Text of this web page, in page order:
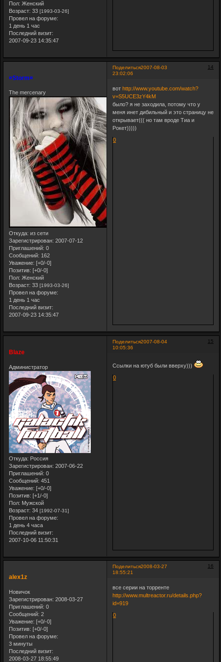
Пол: Женский
Возраст: 33 [1993-03-26]
Провел на форуме:
1 день 1 час
Последний визит:
2007-09-23 14:35:47
Поделиться 14
2007-08-03
23:02:06
¤Storm¤
The mercenary
Откуда: из сети
Зарегистрирован: 2007-07-12
Приглашений: 0
Сообщений: 162
Уважение: [+0/-0]
Позитив: [+0/-0]
Пол: Женский
Возраст: 33 [1993-03-26]
Провел на форуме:
1 день 1 час
Последний визит:
2007-09-23 14:35:47
вотhttp://www.youtube.com/watch?
v=S5UCE3zY4kM
было? я не заходила, потому что у
меня инет дибильный и это страницу не
открывает((( но там вроде Тиа и
Рокет)))))
0
Поделиться 15
2007-08-04
10:05:36
Blaze
Администратор
Откуда: Россия
Зарегистрирован: 2007-06-22
Приглашений: 0
Сообщений: 451
Уважение: [+0/-0]
Позитив: [+1/-0]
Пол: Мужской
Возраст: 34 [1992-07-31]
Провел на форуме:
1 день 4 часа
Последний визит:
2007-10-06 11:50:31
Ссылки на ютуб были вверху)))
0
Поделиться 16
2008-03-27
18:55:21
alex1z
Новичок
Зарегистрирован: 2008-03-27
Приглашений: 0
Сообщений: 2
Уважение: [+0/-0]
Позитив: [+0/-0]
Провел на форуме:
3 минуты
Последний визит:
2008-03-27 18:55:49
все серии на торренте
http://www.multreactor.ru/details.php?
id=919
0